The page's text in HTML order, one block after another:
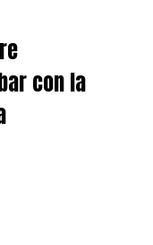
con la